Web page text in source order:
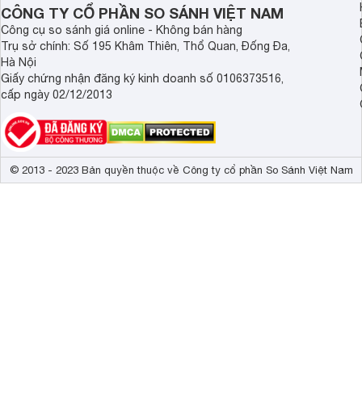
CÔNG TY CỔ PHẦN SO SÁNH VIỆT NAM
Công cụ so sánh giá online - Không bán hàng
Trụ sở chính: Số 195 Khâm Thiên, Thổ Quan, Đống Đa,
Hà Nội
Giấy chứng nhận đăng ký kinh doanh số 0106373516,
cấp ngày 02/12/2013
© 2013 - 2023 Bản quyền thuộc về Công ty cổ phần So Sánh Việt Nam